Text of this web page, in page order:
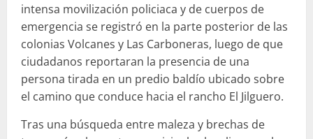
intensa movilización policiaca y de cuerpos de
emergencia se registró en la parte posterior de las
colonias Volcanes y Las Carboneras, luego de que
ciudadanos reportaran la presencia de una
persona tirada en un predio baldío ubicado sobre
el camino que conduce hacia el rancho El Jilguero.
Tras una búsqueda entre maleza y brechas de